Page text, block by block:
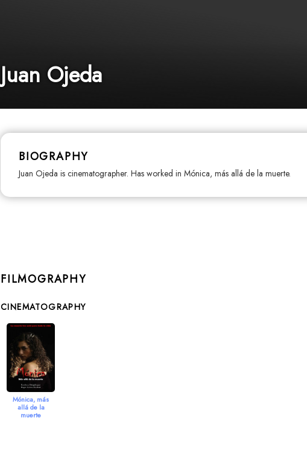
Juan Ojeda
BIOGRAPHY
Juan Ojeda is cinematographer. Has worked in Mónica, más allá de la muerte.
FILMOGRAPHY
CINEMATOGRAPHY
Mónica, más
allá de la
muerte